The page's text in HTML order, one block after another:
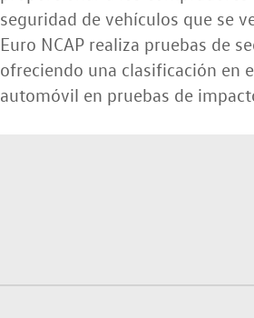
seguridad de vehículos que se
Euro NCAP realiza pruebas de
ofreciendo una clasificación en
automóvil en pruebas de